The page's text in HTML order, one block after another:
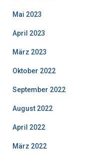
Mai 2023
April 2023
März 2023
Oktober 2022
September 2022
August 2022
April 2022
März 2022